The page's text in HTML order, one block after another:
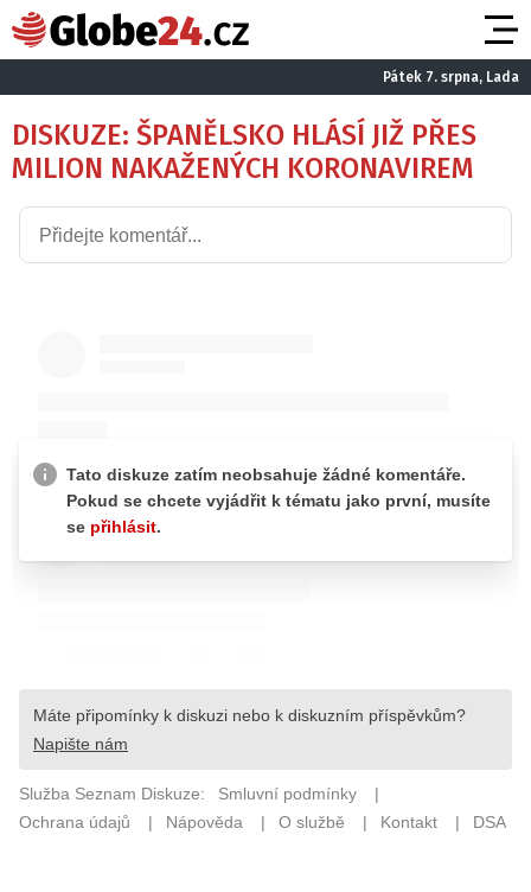
Pátek 7. srpna, Lada
DISKUZE: ŠPANĚLSKO HLÁSÍ JIŽ PŘES
MILION NAKAŽENÝCH KORONAVIREM